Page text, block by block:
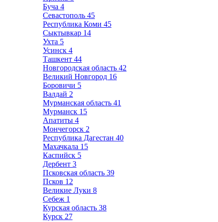
Буча 4
Севастополь 45
Республика Коми 45
Сыктывкар 14
Ухта 5
Усинск 4
Ташкент 44
Новгородская область 42
Великий Новгород 16
Боровичи 5
Валдай 2
Мурманская область 41
Мурманск 15
Апатиты 4
Мончегорск 2
Республика Дагестан 40
Махачкала 15
Каспийск 5
Дербент 3
Псковская область 39
Псков 12
Великие Луки 8
Себеж 1
Курская область 38
Курск 27